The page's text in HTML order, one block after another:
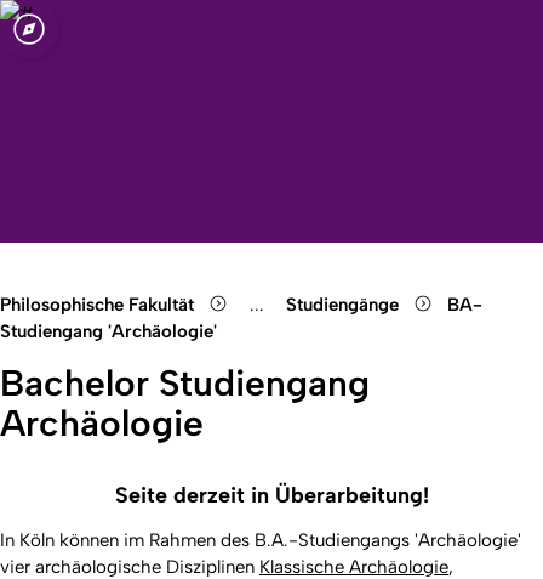
Köln
Open quicklink menu
Philosophische Fakultät Show remaining breadcrumb items
... Studiengänge
BA-
Studiengang 'Archäologie'
Bachelor Studiengang
Archäologie
Seite derzeit in Überarbeitung!
In Köln können im Rahmen des B.A.-Studiengangs 'Archäologie'
vier archäologische Disziplinen Klassische Archäologie,